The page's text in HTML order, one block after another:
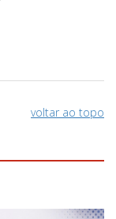
voltar ao topo